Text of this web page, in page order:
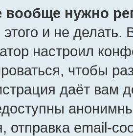
вообще нужно
и не делать.
настроил
чтобы
даёт вам
отправка email-